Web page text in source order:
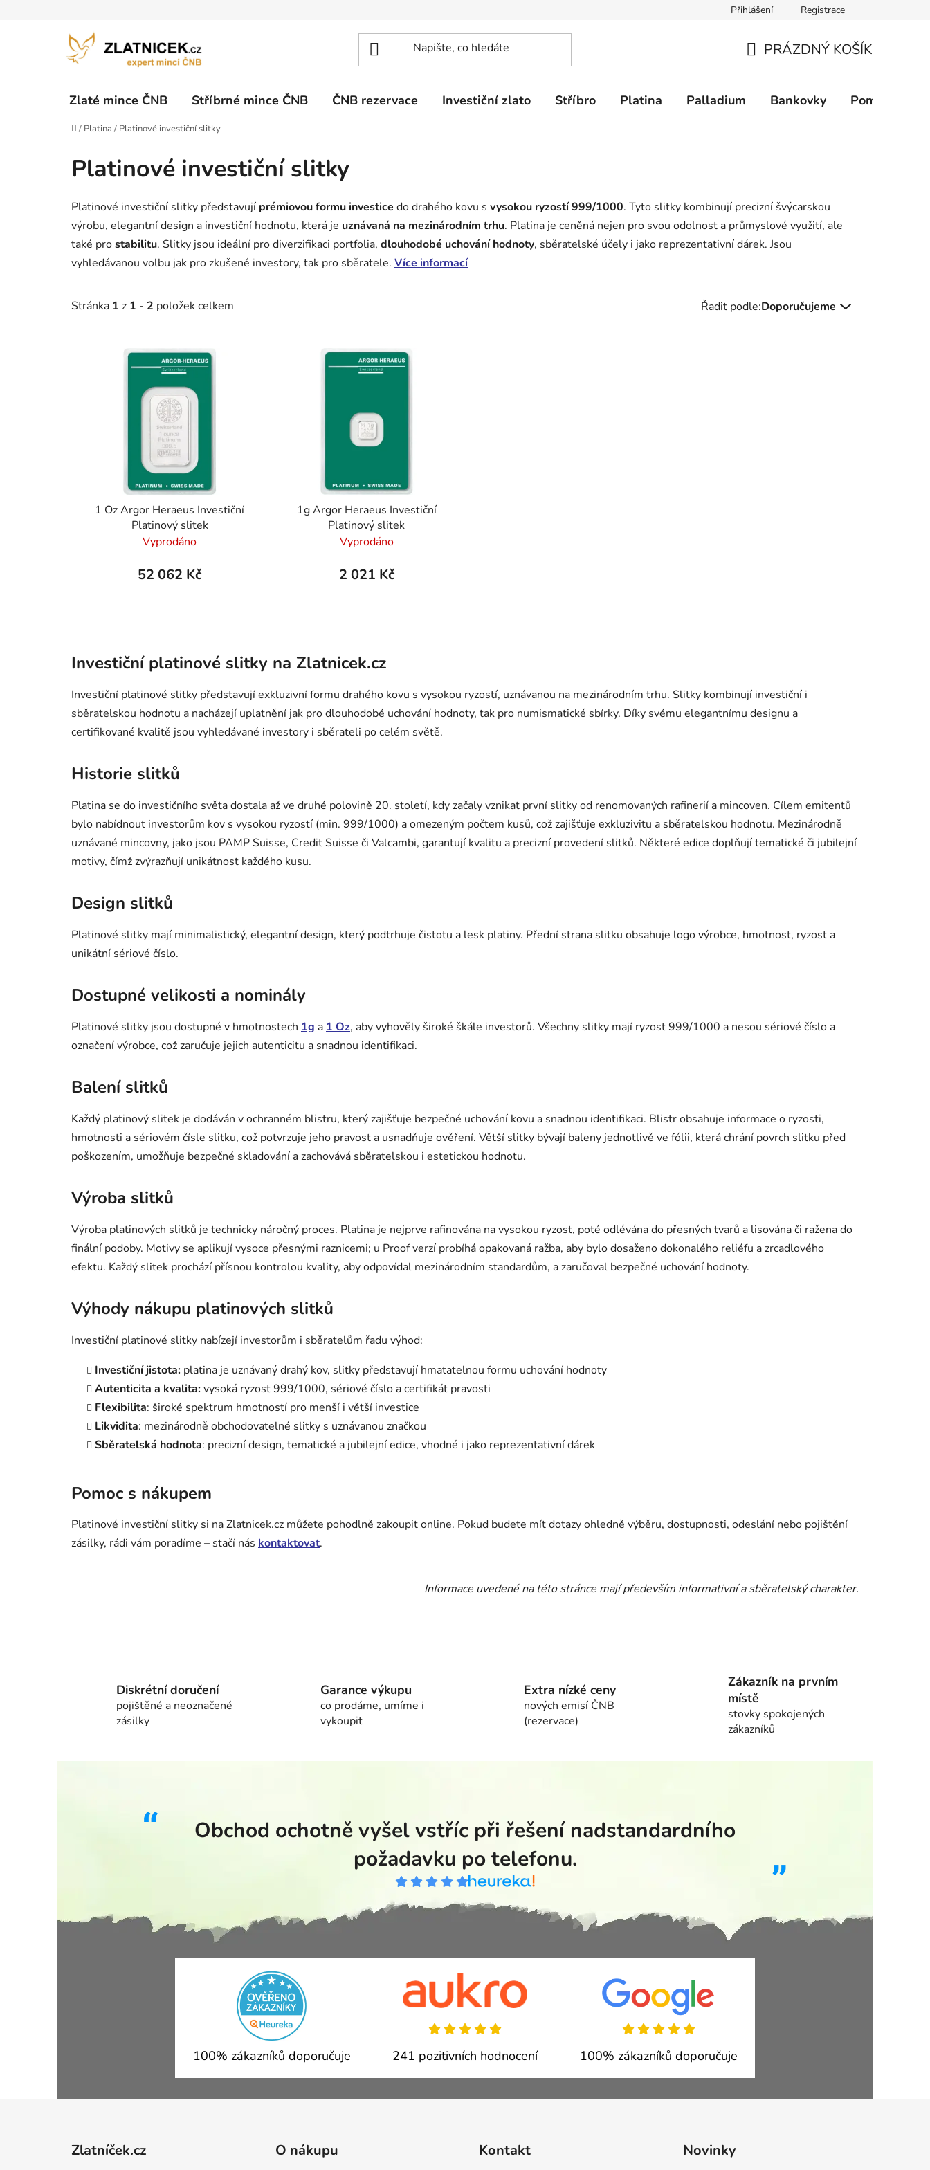
Přihlášení Registrace
PRÁZDNÝ KOŠÍK
Zlaté mince ČNB Stříbrné mince ČNB ČNB rezervace Investiční zlato Stříbro Platina Palladium Bankovky Pomůcky
Domů
/ Platina / Platinové investiční slitky
Platinové investiční slitky
Platinové investiční slitky představují prémiovou formu investice do drahého kovu s vysokou ryzostí 999/1000. Tyto slitky kombinují precizní švýcarskou
výrobu, elegantní design a investiční hodnotu, která je uznávaná na mezinárodním trhu. Platina je ceněná nejen pro svou odolnost a průmyslové využití, ale
také prostabilitu. Slitky jsou ideální pro diverzifikaci portfolia, dlouhodobé uchování hodnoty, sběratelské účely i jako reprezentativní dárek. Jsou
vyhledávanou volbu jak pro zkušené investory, tak pro sběratele. Více informací
Stránka 1 z 1 - 2 položek celkem Řazení produktů
Řadit podle:Doporučujeme
Výpis produktů
1 Oz Argor Heraeus Investiční
Platinový slitek
Vyprodáno
52 062 Kč
1g Argor Heraeus Investiční
Platinový slitek
Vyprodáno
2 021 Kč
Investiční platinové slitky na Zlatnicek.cz
Investiční platinové slitky představují exkluzivní formu drahého kovu s vysokou ryzostí, uznávanou na mezinárodním trhu. Slitky kombinují investiční i
sběratelskou hodnotu a nacházejí uplatnění jak pro dlouhodobé uchování hodnoty, tak pro numismatické sbírky. Díky svému elegantnímu designu a
certifikované kvalitě jsou vyhledávané investory i sběrateli po celém světě.
Historie slitků
Platina se do investičního světa dostala až ve druhé polovině 20. století, kdy začaly vznikat první slitky od renomovaných rafinerií a mincoven. Cílem emitentů
bylo nabídnout investorům kov s vysokou ryzostí (min. 999/1000) a omezeným počtem kusů, což zajišťuje exkluzivitu a sběratelskou hodnotu. Mezinárodně
uznávané mincovny, jako jsou PAMP Suisse, Credit Suisse či Valcambi, garantují kvalitu a precizní provedení slitků. Některé edice doplňují tematické či jubilejní
motivy, čímž zvýrazňují unikátnost každého kusu.
Design slitků
Platinové slitky mají minimalistický, elegantní design, který podtrhuje čistotu a lesk platiny. Přední strana slitku obsahuje logo výrobce, hmotnost, ryzost a
unikátní sériové číslo.
Dostupné velikosti a nominály
Platinové slitky jsou dostupné v hmotnostech 1g a 1 Oz, aby vyhověly široké škále investorů. Všechny slitky mají ryzost 999/1000 a nesou sériové číslo a
označení výrobce, což zaručuje jejich autenticitu a snadnou identifikaci.
Balení slitků
Každý platinový slitek je dodáván v ochranném blistru, který zajišťuje bezpečné uchování kovu a snadnou identifikaci. Blistr obsahuje informace o ryzosti,
hmotnosti a sériovém čísle slitku, což potvrzuje jeho pravost a usnadňuje ověření. Větší slitky bývají baleny jednotlivě ve fólii, která chrání povrch slitku před
poškozením, umožňuje bezpečné skladování a zachovává sběratelskou i estetickou hodnotu.
Výroba slitků
Výroba platinových slitků je technicky náročný proces. Platina je nejprve rafinována na vysokou ryzost, poté odlévána do přesných tvarů a lisována či ražena do
finální podoby. Motivy se aplikují vysoce přesnými raznicemi; u Proof verzí probíhá opakovaná ražba, aby bylo dosaženo dokonalého reliéfu a zrcadlového
efektu. Každý slitek prochází přísnou kontrolou kvality, aby odpovídal mezinárodním standardům, a zaručoval bezpečné uchování hodnoty.
Výhody nákupu platinových slitků
Investiční platinové slitky nabízejí investorům i sběratelům řadu výhod:
Investiční jistota: platina je uznávaný drahý kov, slitky představují hmatatelnou formu uchování hodnoty
Autenticita a kvalita:vysoká ryzost 999/1000, sériové číslo a certifikát pravosti
Flexibilita: široké spektrum hmotností pro menší i větší investice
Likvidita: mezinárodně obchodovatelné slitky s uznávanou značkou
Sběratelská hodnota: precizní design, tematické a jubilejní edice, vhodné i jako reprezentativní dárek
Pomoc s nákupem
Platinové investiční slitky si na Zlatnicek.cz můžete pohodlně zakoupit online. Pokud budete mít dotazy ohledně výběru, dostupnosti, odeslání nebo pojištění
zásilky, rádi vám poradíme – stačí nás kontaktovat.
Informace uvedené na této stránce mají především informativní a sběratelský charakter.
Diskrétní doručení
pojištěné a neoznačené
zásilky
Garance výkupu
co prodáme, umíme i
vykoupit
Extra nízké ceny
nových emisí ČNB
(rezervace)
Zákazník na prvním
místě
stovky spokojených
zákazníků
Obchod ochotně vyšel vstříc při řešení nadstandardního
požadavku po telefonu.
100% zákazníků doporučuje 241 pozitivních hodnocení 100% zákazníků doporučuje
Zlatníček.cz O nákupu Kontakt Novinky